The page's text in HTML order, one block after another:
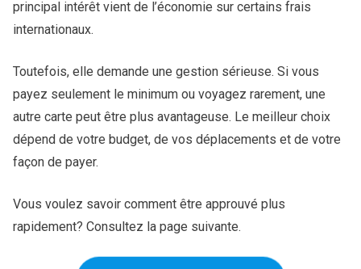
principal intérêt vient de l’économie sur certains frais
internationaux.
Toutefois, elle demande une gestion sérieuse. Si vous
payez seulement le minimum ou voyagez rarement, une
autre carte peut être plus avantageuse. Le meilleur choix
dépend de votre budget, de vos déplacements et de votre
façon de payer.
Vous voulez savoir comment être approuvé plus
rapidement? Consultez la page suivante.